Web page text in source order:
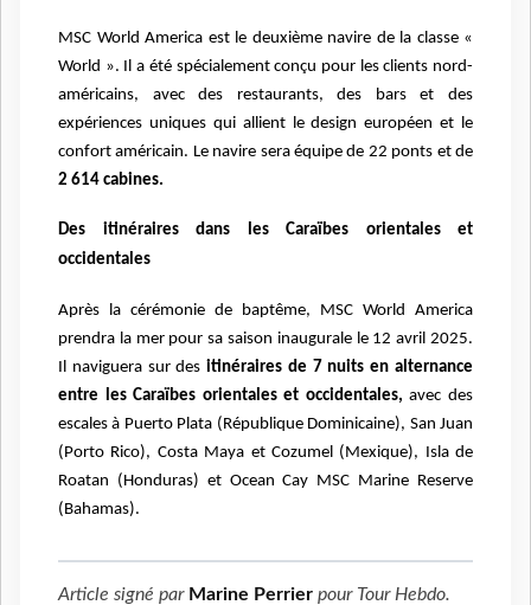
MSC World America est le deuxième navire de la classe «
World ». Il a été spécialement conçu pour les clients nord-
américains, avec des restaurants, des bars et des
expériences uniques qui allient le design européen et le
confort américain. Le navire sera équipe de 22 ponts et de
2 614 cabines.
Des itinéraires dans les Caraïbes orientales et
occidentales
Après la cérémonie de baptême, MSC World America
prendra la mer pour sa saison inaugurale le 12 avril 2025.
Il naviguera sur des itinéraires de 7 nuits en alternance
entre les Caraïbes orientales et occidentales, avec des
escales à Puerto Plata (République Dominicaine), San Juan
(Porto Rico), Costa Maya et Cozumel (Mexique), Isla de
Roatan (Honduras) et Ocean Cay MSC Marine Reserve
(Bahamas).
Article signé par Marine Perrier pour Tour Hebdo.